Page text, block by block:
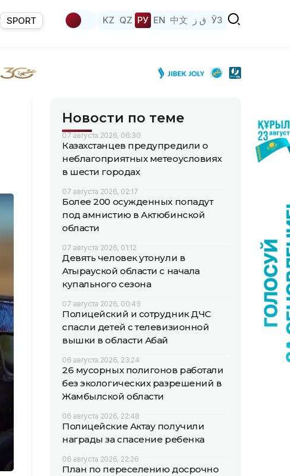
SPORT KZ QZ РУ EN 中文 ق ز ЎЗ
Новости по теме
07 августа 2026, 06:30
Казахстанцев предупредили о
неблагоприятных метеоусловиях
в шести городах
07 августа 2026, 02:17
Более 200 осужденных попадут
под амнистию в Актюбинской
области
07 августа 2026, 01:12
Девять человек утонули в
Атырауской области с начала
купального сезона
07 августа 2026, 00:43
Полицейский и сотрудник ДЧС
спасли детей с телевизионной
вышки в области Абай
06 августа 2026, 23:24
26 мусорных полигонов работали
без экологических разрешений в
Жамбылской области
06 августа 2026, 22:48
Полицейские Актау получили
награды за спасение ребенка
06 августа 2026, 22:26
План по переселению досрочно